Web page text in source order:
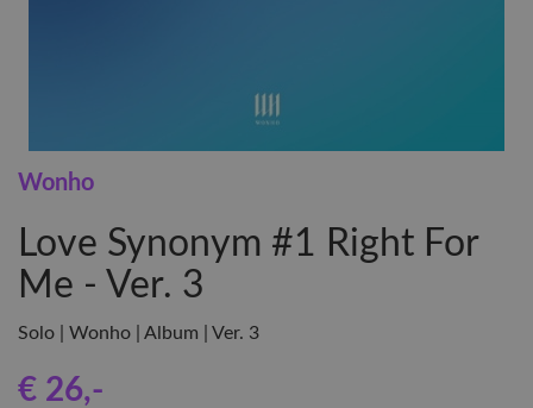
Wonho
Love Synonym #1 Right For
Me - Ver. 3
Solo | Wonho | Album | Ver. 3
€ 26,-